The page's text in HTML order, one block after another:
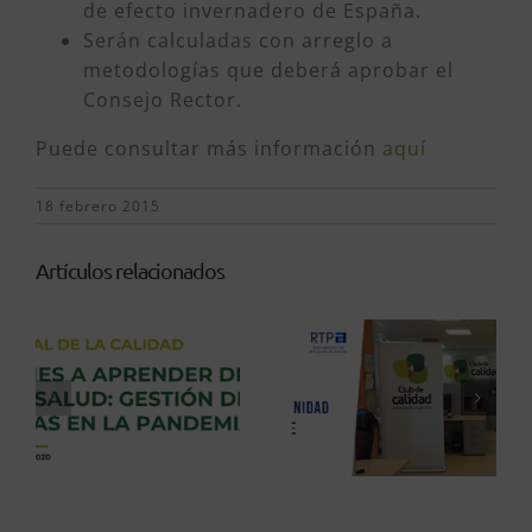
de efecto invernadero de España.
Serán calculadas con arreglo a
metodologías que deberá aprobar el
Consejo Rector.
Puede consultar más información aquí
18 febrero 2015
Artículos relacionados